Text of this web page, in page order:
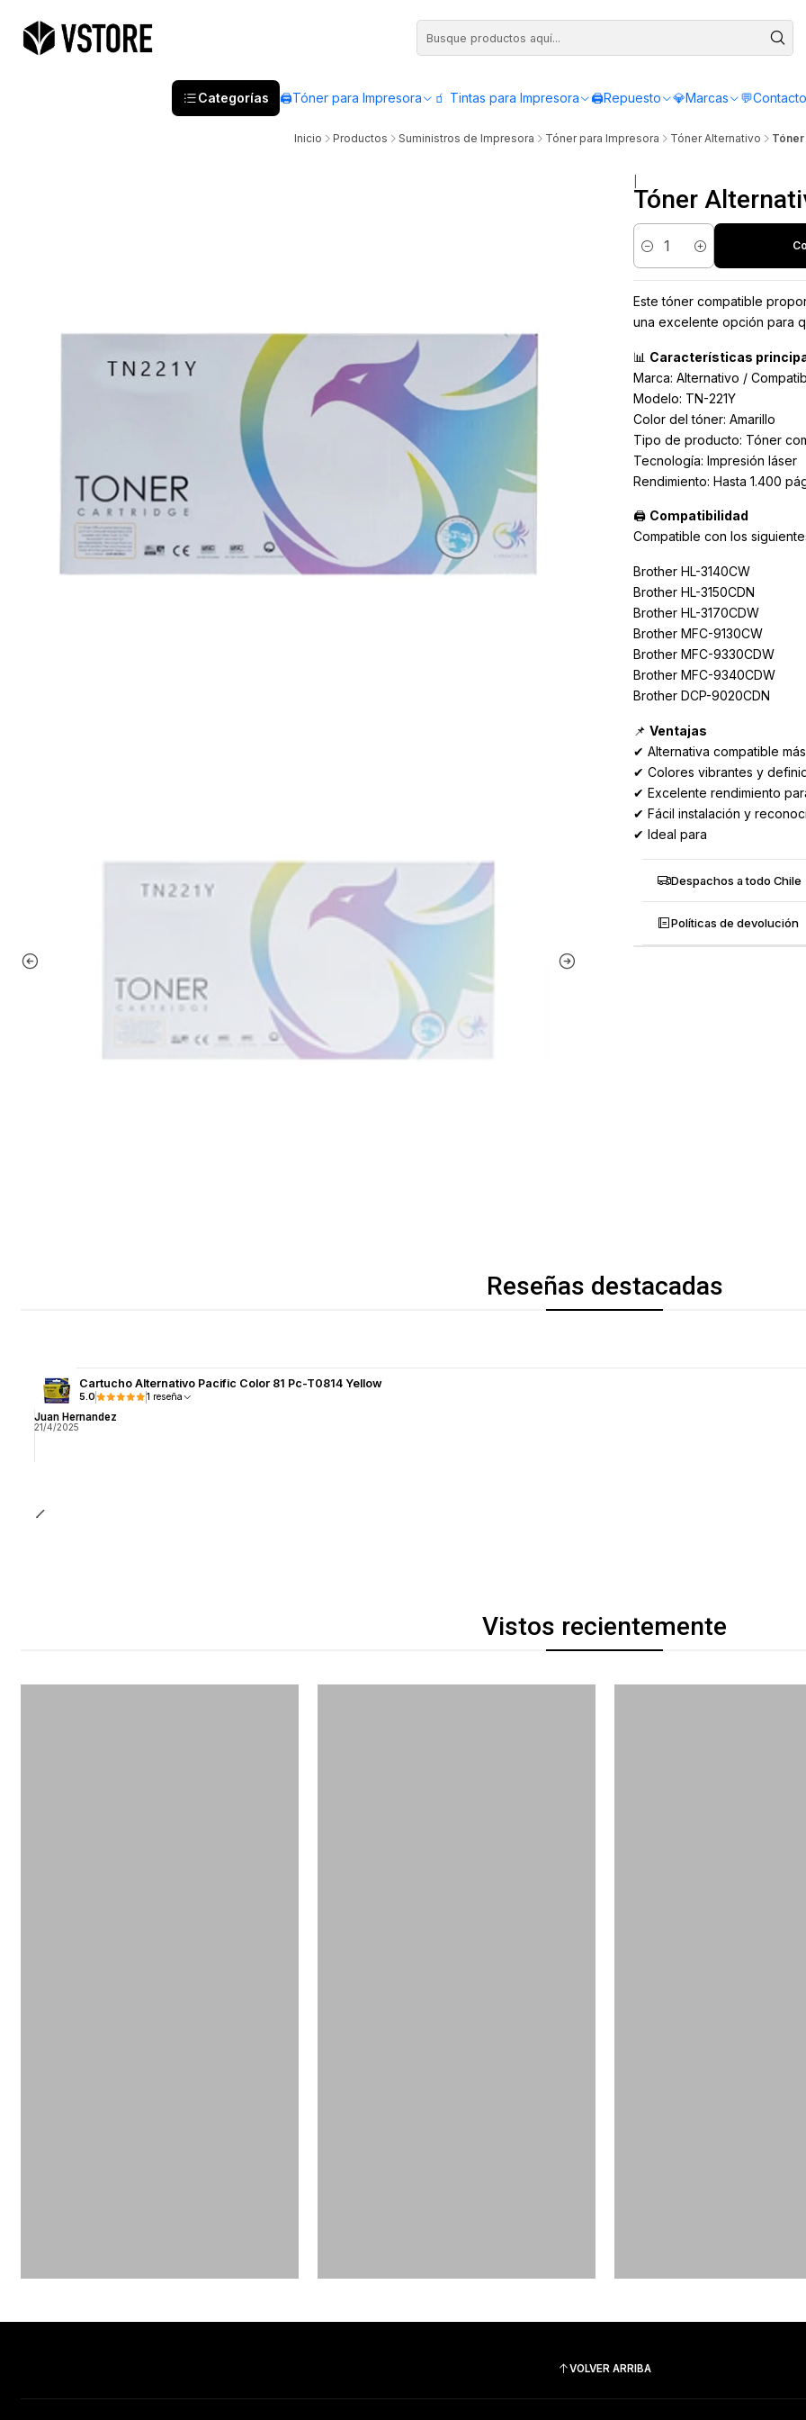
Categorías 🖨️Tóner para Impresora 🧃 Tintas para Impresora 🖨️Repuesto 💎Marcas
Compra antes de las 12:00 y recibe el mismo día - Servicio de Lunes a Viernes
Inicio Productos Suministros de Impresora Tóner para Impresora Tóner Alternativo
Tóner
Cantidad
Este tóner compatible
una excelente opción para
📊 Características
Marca: Alternativo /
Modelo: TN-221Y
Color del tóner: Amarillo
Tipo de producto: Tóner
Tecnología: Impresión láser
Rendimiento: Hasta 1.400
🖨️ Compatibilidad
Compatible con los
Brother HL-3140CW
Brother HL-3150CDN
Brother HL-3170CDW
Brother MFC-9130CW
Brother MFC-9330CDW
Brother MFC-9340CDW
Brother DCP-9020CDN
📌 Ventajas
✔ Alternativa compatible
✔ Colores vibrantes y
✔ Excelente rendimiento
✔ Fácil instalación y
✔ Ideal para
Despachos a todo Chile
Políticas de devolución
Reseñas destacadas
Cartucho Alternativo Pacific Color 81 Pc-T0814 Yellow
5.0 1 reseña
Juan Hernandez
21/4/2025
Vistos recientemente
VOLVER ARRIBA